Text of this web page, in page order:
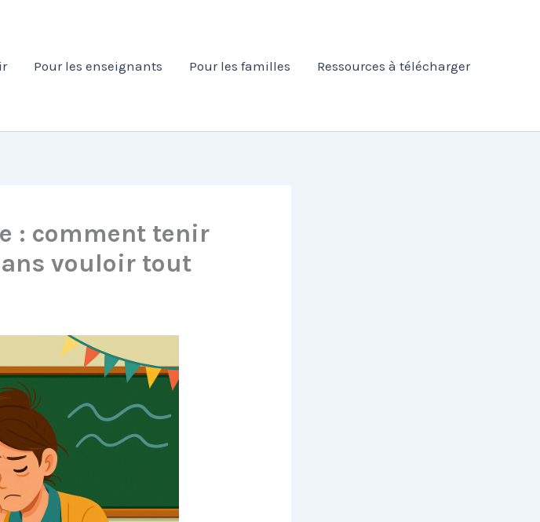
Pour les enseignants Pour les familles Ressources à télécharger
: comment tenir
vouloir tout